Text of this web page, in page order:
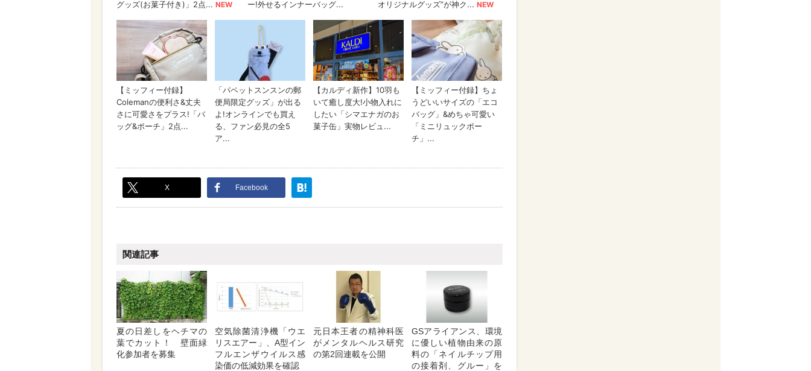
X Facebook
関連記事
夏の日差しをヘチマの
葉でカット！ 壁面緑
化参加者を募集
空気除菌清浄機「ウエ
リスエアー」、A型イン
フルエンザウイルス感
染価の低減効果を確認
元日本王者の精神科医
がメンタルヘルス研究
の第2回連載を公開
GSアライアンス、環境
に優しい植物由来の原
料の「ネイルチップ用
の接着剤、グルー」を